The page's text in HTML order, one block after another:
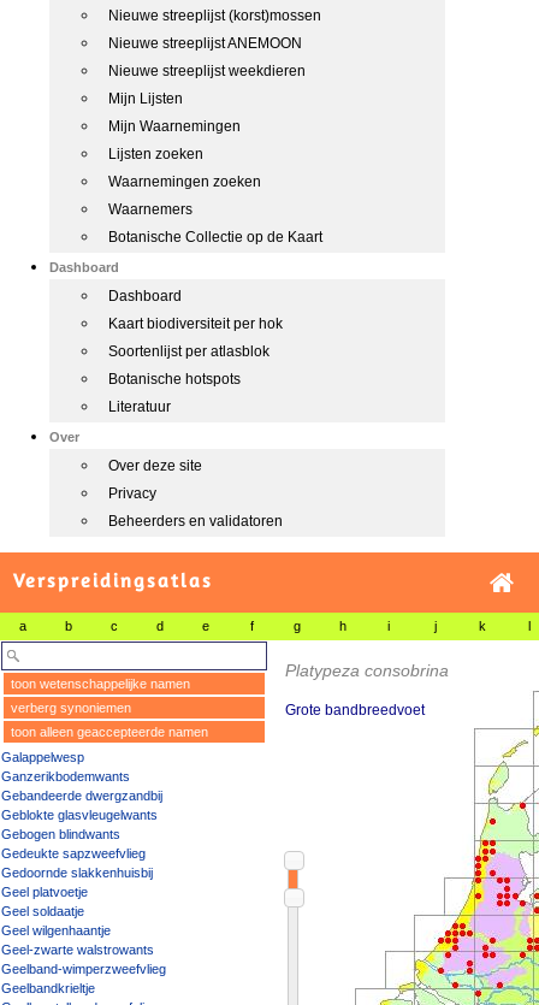
Nieuwe streeplijst (korst)mossen
Nieuwe streeplijst ANEMOON
Nieuwe streeplijst weekdieren
Mijn Lijsten
Mijn Waarnemingen
Lijsten zoeken
Waarnemingen zoeken
Waarnemers
Botanische Collectie op de Kaart
Dashboard
Dashboard
Kaart biodiversiteit per hok
Soortenlijst per atlasblok
Botanische hotspots
Literatuur
Over
Over deze site
Privacy
Beheerders en validatoren
Verspreidingsatlas
a b c d e f g h i j k l
toon wetenschappelijke namen
verberg synoniemen
toon alleen geaccepteerde namen
Galappelwesp
Ganzerikbodemwants
Gebandeerde dwergzandbij
Geblokte glasvleugelwants
Gebogen blindwants
Gedeukte sapzweefvlieg
Gedoornde slakkenhuisbij
Geel platvoetje
Geel soldaatje
Geel wilgenhaantje
Geel-zwarte walstrowants
Geelband-wimperzweefvlieg
Geelbandkrieltje
Platypeza consobrina
Grote bandbreedvoet